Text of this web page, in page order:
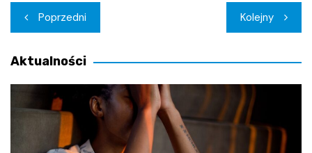
Nawigacja
wpisu
Poprzedni Kolejny
Aktualności